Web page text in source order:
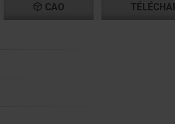
CAO